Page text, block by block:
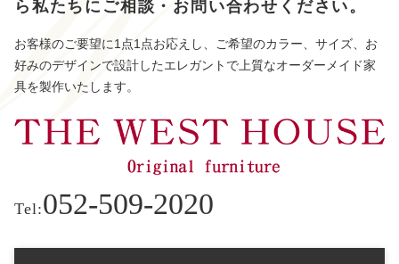
ら 私たちにご相談・お問い合わせください。
お客様のご要望に1点1点お応えし、ご希望のカラー、サイズ、お
好みのデザインで設計したエレガントで上質なオーダーメイド家
具を製作いたします。
Tel:052-509-2020